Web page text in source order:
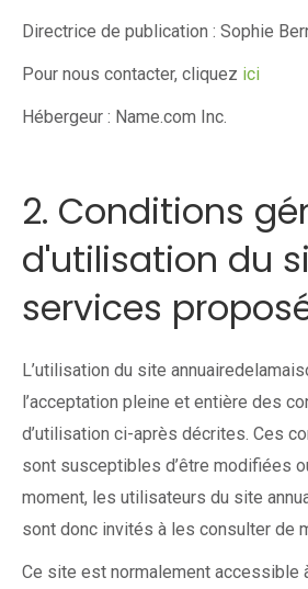
Directrice de publication : Sophie
Pour nous contacter, cliquez ici
Hébergeur : Name.com Inc.
2. Conditions
d'utilisation du
services
L’utilisation du site
l’acceptation pleine et entière des
d’utilisation ci-après décrites. Ces
sont susceptibles d’être modifiées
moment, les utilisateurs du site
sont donc invités à les consulter de
Ce site est normalement accessible